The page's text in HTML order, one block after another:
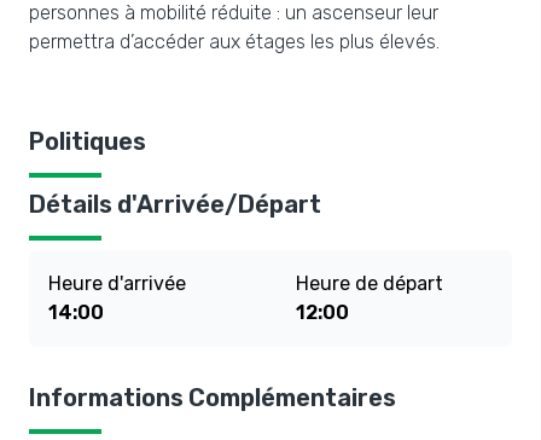
personnes à mobilité réduite : un ascenseur leur
permettra d’accéder aux étages les plus élevés.
Politiques
Détails d'Arrivée/Départ
Heure d'arrivée
14:00
Heure de départ
12:00
Informations Complémentaires